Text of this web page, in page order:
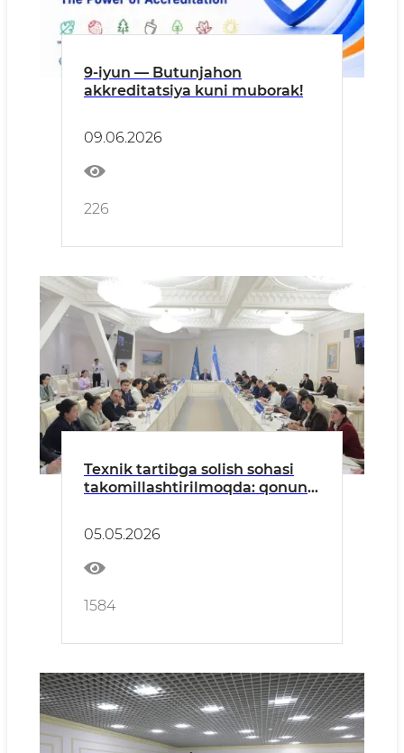
9-iyun — Butunjahon
akkreditatsiya kuni muborak!
09.06.2026
226
Texnik tartibga solish sohasi
takomillashtirilmoqda: qonun
05.05.2026
1584